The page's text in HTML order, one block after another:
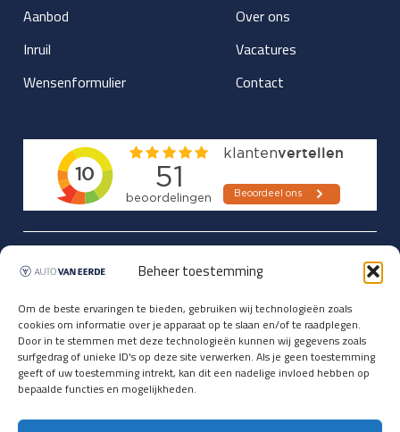
Beheer toestemming
Om de beste ervaringen te bieden, gebruiken wij technologieën zoals
cookies om informatie over je apparaat op te slaan en/of te raadplegen.
Door in te stemmen met deze technologieën kunnen wij gegevens zoals
surfgedrag of unieke ID's op deze site verwerken. Als je geen toestemming
geeft of uw toestemming intrekt, kan dit een nadelige invloed hebben op
bepaalde functies en mogelijkheden.
Aanbod
Inruil
Wensenformulier
Over ons
Vacatures
Contact
Updates over nieuwbinnen-komers
vóórdat ze op de portals staan?
Registreer je hier.
E-mailadres *